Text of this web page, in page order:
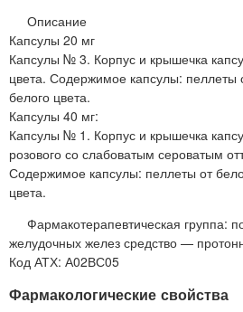
Описание
Капсулы 20 мг
Капсулы № 3. Корпус и крышечка
цвета. Содержимое капсулы: пеллеты
белого цвета.
Капсулы 40 мг:
Капсулы № 1. Корпус и крышечка
розового со слабоватым сероватым
Содержимое капсулы: пеллеты от
цвета.
Фармакотерапевтическая группа:
желудочных желез средство —
Код АТХ: А02ВС05
Фармакологические свойства